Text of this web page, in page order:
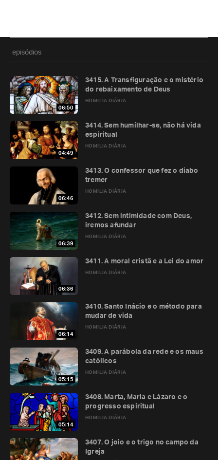
episódios
06:50
HOMILIA DIÁRIA
3415. A Transfiguração e o mistério
do rebaixamento de Deus
04:49
HOMILIA DIÁRIA
3414. Sem humilhar-se, não há vida
espiritual
06:46
HOMILIA DIÁRIA
3413. O confessor que fez o diabo
tremer
06:39
HOMILIA DIÁRIA
3412. Sem intimidade com Deus,
iremos afundar
06:36
HOMILIA DIÁRIA
3411. A moral cristã e a Lei do amor
06:14
HOMILIA DIÁRIA
3410. Santo Inácio e o método para
mudar de vida
05:15
HOMILIA DIÁRIA
3409. A parábola da rede e os maus
católicos
05:14
HOMILIA DIÁRIA
3408. Marta, Maria e Lázaro e o
progresso espiritual
3407. O joio e o trigo no campo da
Igreja